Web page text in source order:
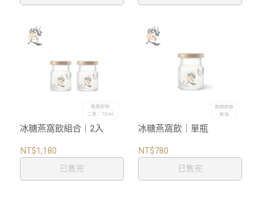
冰糖燕窩飲組合｜2入
NT$1,180
已售完
冰糖燕窩飲｜單瓶
NT$780
已售完